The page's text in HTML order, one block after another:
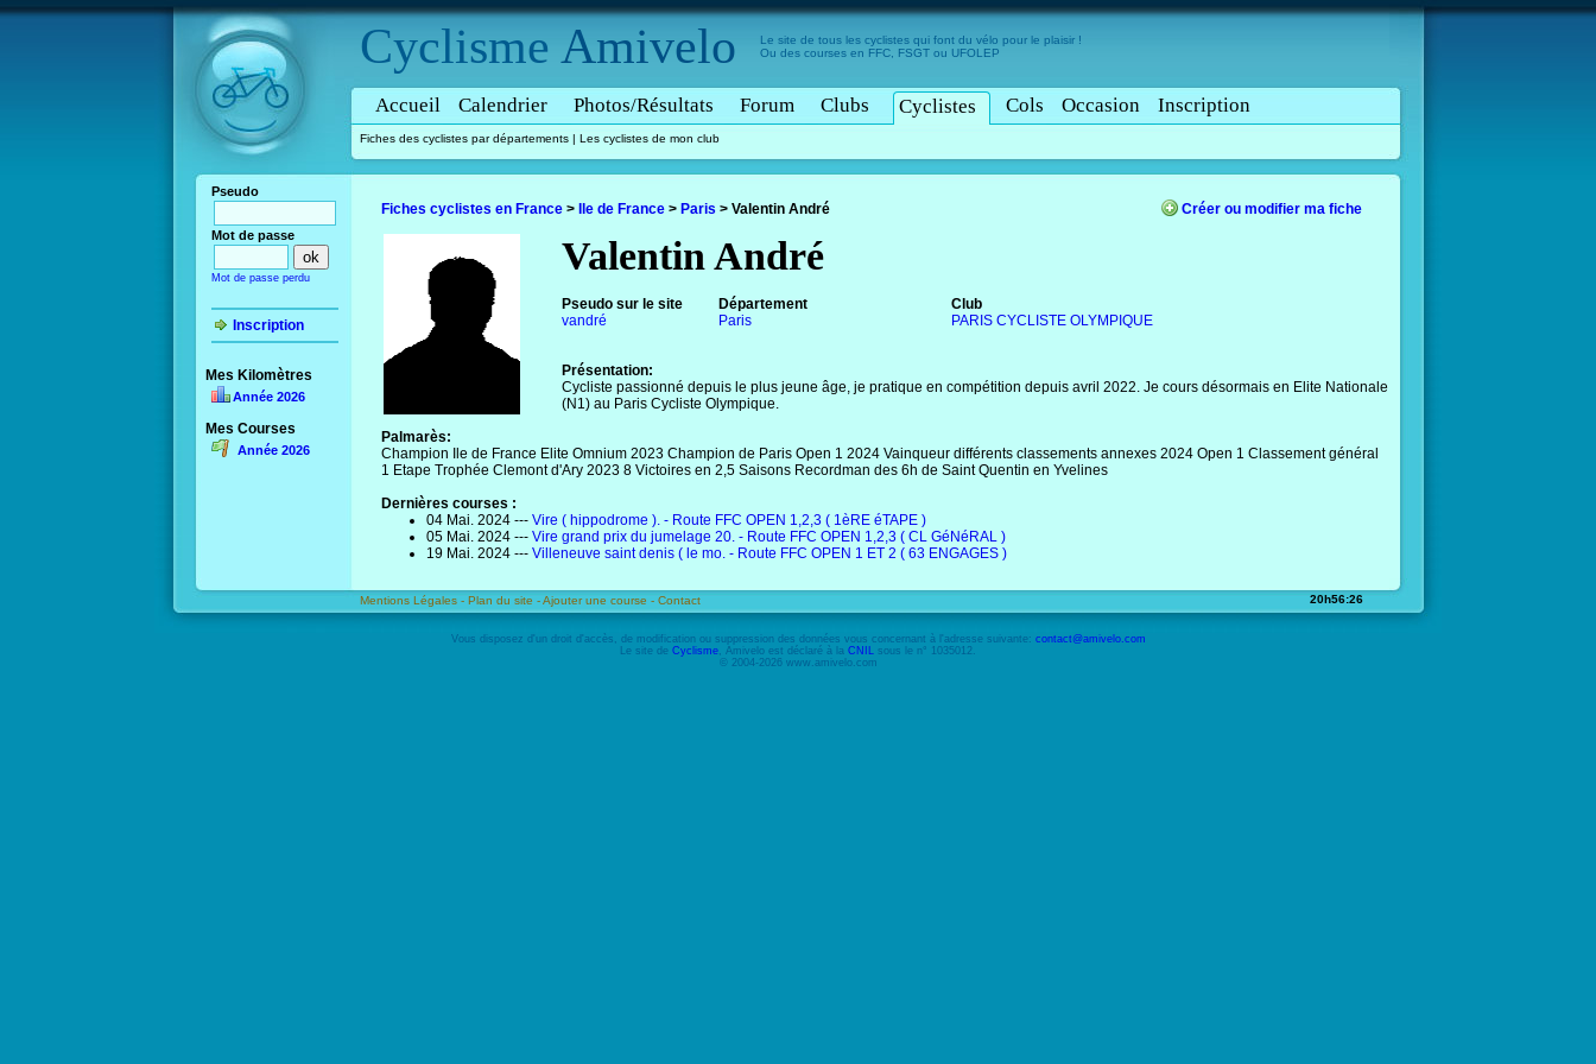
Cyclisme Amivelo
Le site de tous les cyclistes qui font du vélo pour le plaisir !
Ou des courses en FFC, FSGT ou UFOLEP
Accueil Calendrier Photos/Résultats Forum Clubs Cyclistes Cols Occasion Inscription
Fiches des cyclistes par départements | Les cyclistes de mon club
Pseudo
Mot de passe
Mot de passe perdu
Inscription
Mes Kilomètres
Année 2026
Mes Courses
Année 2026
Fiches cyclistes en France > Ile de France > Paris > Valentin André Créer ou modifier ma fiche
Valentin André
Pseudo sur le site
vandré
Département
Paris
Club
PARIS CYCLISTE OLYMPIQUE
Présentation:
Cycliste passionné depuis le plus jeune âge, je pratique en compétition depuis avril 2022. Je cours désormais en Elite Nationale
(N1) au Paris Cycliste Olympique.
Palmarès:
Champion Ile de France Elite Omnium 2023 Champion de Paris Open 1 2024 Vainqueur différents classements annexes 2024 Open 1 Classement général
1 Etape Trophée Clemont d'Ary 2023 8 Victoires en 2,5 Saisons Recordman des 6h de Saint Quentin en Yvelines
Dernières courses :
04 Mai. 2024 --- Vire ( hippodrome ). - Route FFC OPEN 1,2,3 ( 1èRE éTAPE )
05 Mai. 2024 --- Vire grand prix du jumelage 20. - Route FFC OPEN 1,2,3 ( CL GéNéRAL )
19 Mai. 2024 --- Villeneuve saint denis ( le mo. - Route FFC OPEN 1 ET 2 ( 63 ENGAGES )
Mentions Légales - Plan du site -Ajouter une course - Contact 20h56:26
Vous disposez d'un droit d'accès, de modification ou suppression des données vous concernant à l'adresse suivante: contact@amivelo.com
Le site de Cyclisme, Amivelo est déclaré à la CNIL sous le n° 1035012.
© 2004-2026 www.amivelo.com